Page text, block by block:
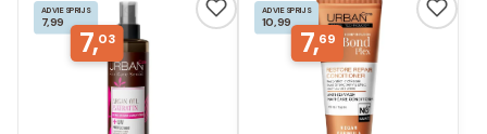
ADVIESPRIJS
7,99
7,03
ADVIESPRIJS
10,99
7,69